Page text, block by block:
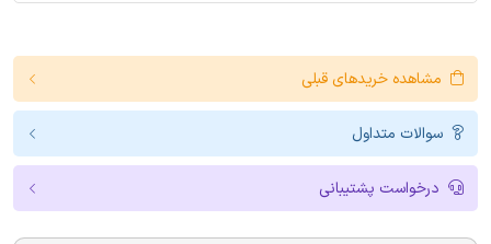
مشاهده خریدهای قبلی
سوالات متداول
درخواست پشتیبانی